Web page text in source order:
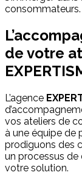
consommateurs.
de votre
L’agence
vos ateliers de
à une équipe de
prodiguons des
un processus
votre solution.